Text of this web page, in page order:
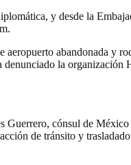
y desde la
abandonada y
denunciado la organización
Guerrero, cónsul de
de tránsito y